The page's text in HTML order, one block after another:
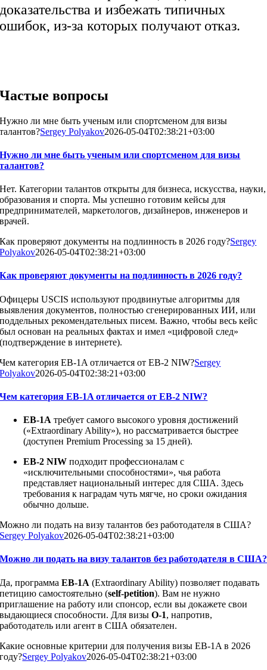
доказательства и избежать типичных
ошибок, из-за которых получают отказ.
Частые вопросы
Нужно ли мне быть ученым или спортсменом для визы
талантов?Sergey Polyakov2026-05-04T02:38:21+03:00
Нужно ли мне быть ученым или спортсменом для визы
талантов?
Нет. Категории талантов открыты для бизнеса, искусства, науки,
образования и спорта. Мы успешно готовим кейсы для
предпринимателей, маркетологов, дизайнеров, инженеров и
врачей.
Как проверяют документы на подлинность в 2026 году?Sergey
Polyakov2026-05-04T02:38:21+03:00
Как проверяют документы на подлинность в 2026 году?
Офицеры USCIS используют продвинутые алгоритмы для
выявления документов, полностью сгенерированных ИИ, или
поддельных рекомендательных писем. Важно, чтобы весь кейс
был основан на реальных фактах и имел «цифровой след»
(подтверждение в интернете).
Чем категория EB-1A отличается от EB-2 NIW?Sergey
Polyakov2026-05-04T02:38:21+03:00
Чем категория EB-1A отличается от EB-2 NIW?
EB-1A требует самого высокого уровня достижений
(«Extraordinary Ability»), но рассматривается быстрее
(доступен Premium Processing за 15 дней).
EB-2 NIW подходит профессионалам с
«исключительными способностями», чья работа
представляет национальный интерес для США. Здесь
требования к наградам чуть мягче, но сроки ожидания
обычно дольше.
Можно ли подать на визу талантов без работодателя в США?
Sergey Polyakov2026-05-04T02:38:21+03:00
Можно ли подать на визу талантов без работодателя в США?
Да, программаEB-1A (Extraordinary Ability) позволяет подавать
петицию самостоятельно (self-petition). Вам не нужно
приглашение на работу или спонсор, если вы докажете свои
выдающиеся способности. Для визыO-1, напротив,
работодатель или агент в США обязателен.
Какие основные критерии для получения визы EB-1A в 2026
году?Sergey Polyakov2026-05-04T02:38:21+03:00